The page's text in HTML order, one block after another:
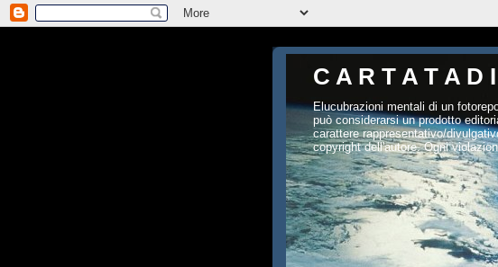
C A R T A T A D
Elucubrazioni mentali di un
può considerarsi un prodotto
carattere rappresentativo/
copyright dell'autore. Ogni